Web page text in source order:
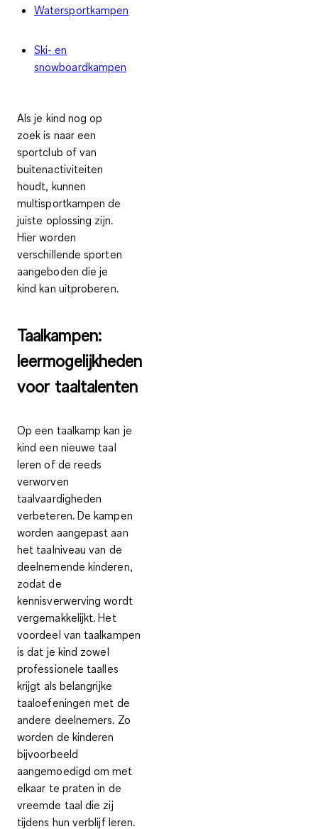
Watersportkampen
Ski- en
snowboardkampen
Als je kind nog op
zoek is naar een
sportclub of van
buitenactiviteiten
houdt, kunnen
multisportkampen de
juiste oplossing zijn.
Hier worden
verschillende sporten
aangeboden die je
kind kan uitproberen.
Taalkampen:
leermogelijkheden
voor taaltalenten
Op een taalkamp kan je
kind een nieuwe taal
leren of de reeds
verworven
taalvaardigheden
verbeteren. De kampen
worden aangepast aan
het taalniveau van de
deelnemende kinderen,
zodat de
kennisverwerving wordt
vergemakkelijkt. Het
voordeel van taalkampen
is dat je kind zowel
professionele taalles
krijgt als belangrijke
taaloefeningen met de
andere deelnemers. Zo
worden de kinderen
bijvoorbeeld
aangemoedigd om met
elkaar te praten in de
vreemde taal die zij
tijdens hun verblijf leren.